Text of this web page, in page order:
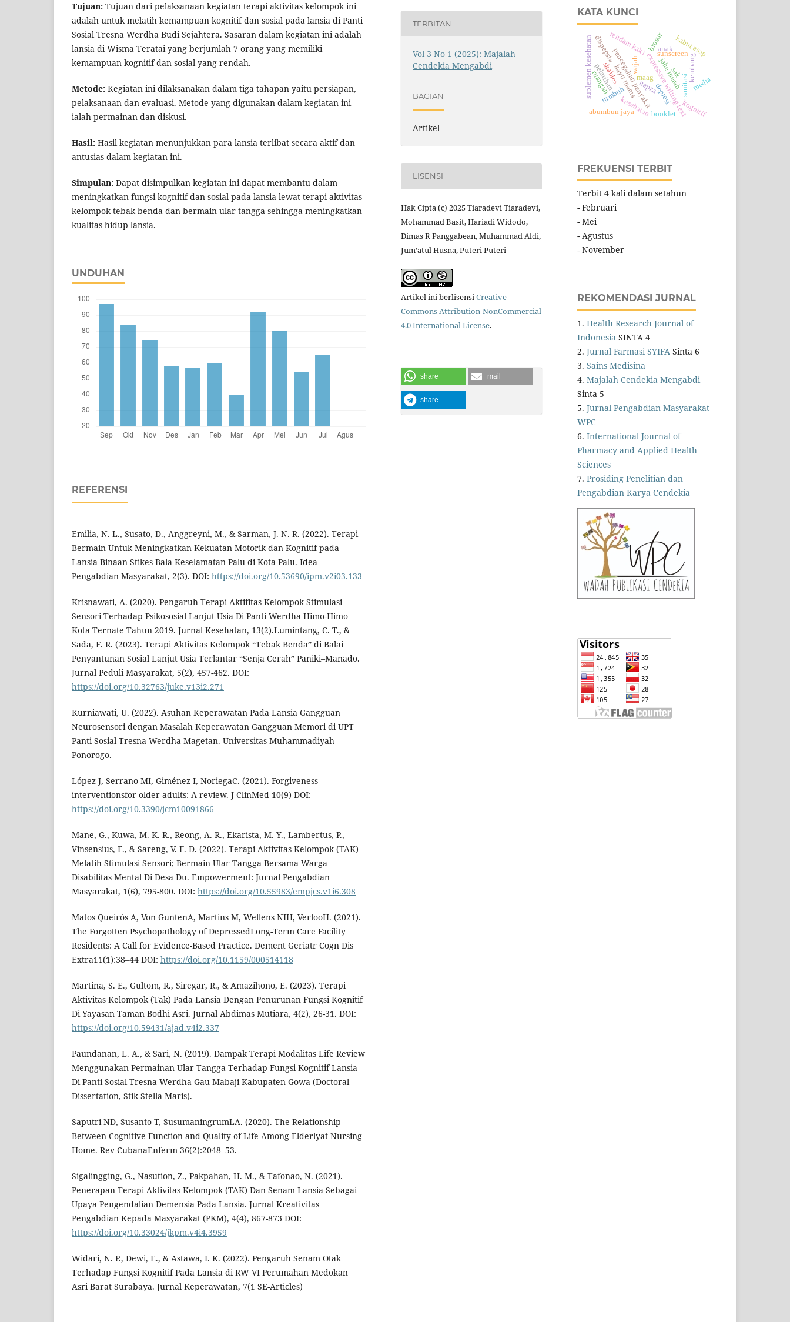
Tujuan: Tujuan dari pelaksanaan kegiatan terapi aktivitas kelompok ini
adalah untuk melatih kemampuan kognitif dan sosial pada lansia di Panti
Sosial Tresna Werdha Budi Sejahtera. Sasaran dalam kegiatan ini adalah
lansia di Wisma Teratai yang berjumlah 7 orang yang memiliki
kemampuan kognitif dan sosial yang rendah.
Metode: Kegiatan ini dilaksanakan dalam tiga tahapan yaitu persiapan,
pelaksanaan dan evaluasi. Metode yang digunakan dalam kegiatan ini
ialah permainan dan diskusi.
Hasil: Hasil kegiatan menunjukkan para lansia terlibat secara aktif dan
antusias dalam kegiatan ini.
Simpulan: Dapat disimpulkan kegiatan ini dapat membantu dalam
meningkatkan fungsi kognitif dan sosial pada lansia lewat terapi aktivitas
kelompok tebak benda dan bermain ular tangga sehingga meningkatkan
kualitas hidup lansia.
UNDUHAN
REFERENSI
Emilia, N. L., Susato, D., Anggreyni, M., & Sarman, J. N. R. (2022). Terapi
Bermain Untuk Meningkatkan Kekuatan Motorik dan Kognitif pada
Lansia Binaan Stikes Bala Keselamatan Palu di Kota Palu. Idea
Pengabdian Masyarakat, 2(3). DOI: https://doi.org/10.53690/ipm.v2i03.133
Krisnawati, A. (2020). Pengaruh Terapi Aktifitas Kelompok Stimulasi
Sensori Terhadap Psikososial Lanjut Usia Di Panti Werdha Himo-Himo
Kota Ternate Tahun 2019. Jurnal Kesehatan, 13(2).Lumintang, C. T., &
Sada, F. R. (2023). Terapi Aktivitas Kelompok “Tebak Benda” di Balai
Penyantunan Sosial Lanjut Usia Terlantar “Senja Cerah” Paniki–Manado.
Jurnal Peduli Masyarakat, 5(2), 457-462. DOI:
https://doi.org/10.32763/juke.v13i2.271
Kurniawati, U. (2022). Asuhan Keperawatan Pada Lansia Gangguan
Neurosensori dengan Masalah Keperawatan Gangguan Memori di UPT
Panti Sosial Tresna Werdha Magetan. Universitas Muhammadiyah
Ponorogo.
López J, Serrano MI, Giménez I, NoriegaC. (2021). Forgiveness
interventionsfor older adults: A review. J ClinMed 10(9) DOI:
https://doi.org/10.3390/jcm10091866
Mane, G., Kuwa, M. K. R., Reong, A. R., Ekarista, M. Y., Lambertus, P.,
Vinsensius, F., & Sareng, V. F. D. (2022). Terapi Aktivitas Kelompok (TAK)
Melatih Stimulasi Sensori; Bermain Ular Tangga Bersama Warga
Disabilitas Mental Di Desa Du. Empowerment: Jurnal Pengabdian
Masyarakat, 1(6), 795-800. DOI: https://doi.org/10.55983/empjcs.v1i6.308
Matos Queirós A, Von GuntenA, Martins M, Wellens NIH, VerlooH. (2021).
The Forgotten Psychopathology of DepressedLong-Term Care Facility
Residents: A Call for Evidence-Based Practice. Dement Geriatr Cogn Dis
Extra11(1):38–44 DOI: https://doi.org/10.1159/000514118
Martina, S. E., Gultom, R., Siregar, R., & Amazihono, E. (2023). Terapi
Aktivitas Kelompok (Tak) Pada Lansia Dengan Penurunan Fungsi Kognitif
Di Yayasan Taman Bodhi Asri. Jurnal Abdimas Mutiara, 4(2), 26-31. DOI:
https://doi.org/10.59431/ajad.v4i2.337
Paundanan, L. A., & Sari, N. (2019). Dampak Terapi Modalitas Life Review
Menggunakan Permainan Ular Tangga Terhadap Fungsi Kognitif Lansia
Di Panti Sosial Tresna Werdha Gau Mabaji Kabupaten Gowa (Doctoral
Dissertation, Stik Stella Maris).
Saputri ND, Susanto T, SusumaningrumLA. (2020). The Relationship
Between Cognitive Function and Quality of Life Among Elderlyat Nursing
Home. Rev CubanaEnferm 36(2):2048–53.
Sigalingging, G., Nasution, Z., Pakpahan, H. M., & Tafonao, N. (2021).
Penerapan Terapi Aktivitas Kelompok (TAK) Dan Senam Lansia Sebagai
Upaya Pengendalian Demensia Pada Lansia. Jurnal Kreativitas
Pengabdian Kepada Masyarakat (PKM), 4(4), 867-873 DOI:
https://doi.org/10.33024/jkpm.v4i4.3959
Widari, N. P., Dewi, E., & Astawa, I. K. (2022). Pengaruh Senam Otak
Terhadap Fungsi Kognitif Pada Lansia di RW VI Perumahan Medokan
Asri Barat Surabaya. Jurnal Keperawatan, 7(1 SE-Articles)
TERBITAN
Vol 3 No 1 (2025): Majalah
Cendekia Mengabdi
BAGIAN
Artikel
LISENSI
Hak Cipta (c) 2025 Tiaradevi Tiaradevi,
Mohammad Basit, Hariadi Widodo,
Dimas R Panggabean, Muhammad Aldi,
Jum’atul Husna, Puteri Puteri
Artikel ini berlisensiCreative
Commons Attribution-NonCommercial
4.0 International License.
share mail
share
KATA KUNCI
kayu manis jahe merah
pencegahan penyakit
napza
expressive writing text
maag
wajah
sunscreen
sanitasi
skabies
rendam kaki
pelatihan
depresi
tumbuh
kembang
anak
kesehatan
abumbun jaya
dispepsia kabut asap
kognitif
brosur
suplemen kesehatan
booklet
media
ruangan sak
FREKUENSI TERBIT
Terbit 4 kali dalam setahun
- Februari
- Mei
- Agustus
- November
REKOMENDASI JURNAL
1. Health Research Journal of
Indonesia SINTA 4
2. Jurnal Farmasi SYIFA Sinta 6
3. Sains Medisina
4. Majalah Cendekia Mengabdi
Sinta 5
5. Jurnal Pengabdian Masyarakat
WPC
6. International Journal of
Pharmacy and Applied Health
Sciences
7. Prosiding Penelitian dan
Pengabdian Karya Cendekia